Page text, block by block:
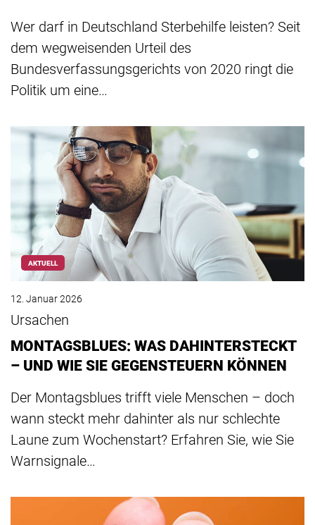
Wer darf in Deutschland Sterbehilfe leisten? Seit
dem wegweisenden Urteil des
Bundesverfassungsgerichts von 2020 ringt die
Politik um eine…
AKTUELL
12. Januar 2026
Ursachen
MONTAGSBLUES: WAS DAHINTERSTECKT
– UND WIE SIE GEGENSTEUERN KÖNNEN
Der Montagsblues trifft viele Menschen – doch
wann steckt mehr dahinter als nur schlechte
Laune zum Wochenstart? Erfahren Sie, wie Sie
Warnsignale…